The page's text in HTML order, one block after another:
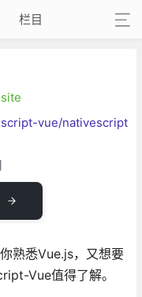
栏目
vue/nativescript
熟悉Vue.js，又想要
Vue值得了解。